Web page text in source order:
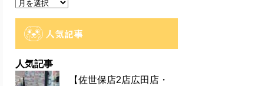
ア
人気記事
人気記事
【佐世保店2店広田店・